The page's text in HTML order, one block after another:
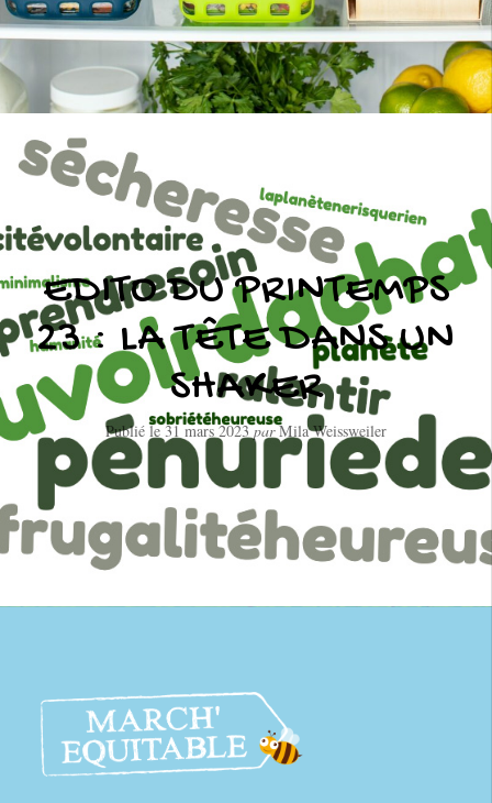
EDITO DU PRINTEMPS
23 : LA TÊTE DANS UN
SHAKER
Publié le31 mars 2023parMila Weissweiler